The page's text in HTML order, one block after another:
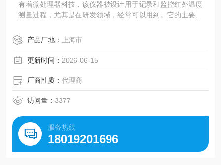
有着微处理器科技，该仪器被设计用于记录和监控红外温度
测量过程，尤其是在研发领域，经常可以用到。它的主要特
产品厂地：
上海市
更新时间： 2026-06-15
厂商性质：代理商
访问量：3377
服务热线
18019201696